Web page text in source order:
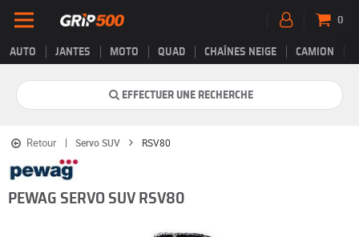
AUTO JANTES MOTO QUAD CHAÎNES NEIGE CAMION
0
EFFECTUER UNE RECHERCHE
Retour Servo SUV RSV80
PEWAG SERVO SUV RSV80